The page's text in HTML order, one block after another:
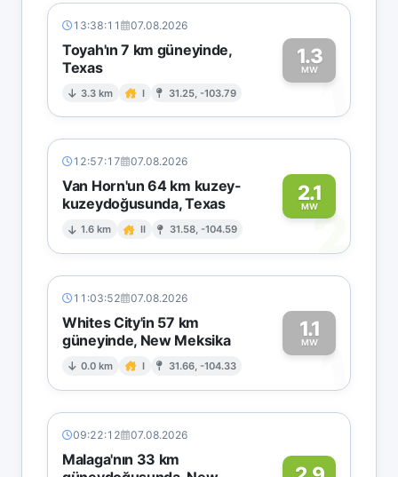
13:38:11 07.08.2026
Toyah'ın 7 km güneyinde,
Texas
3.3 km I 31.25, -103.79
1.3
MW1
12:57:17 07.08.2026
Van Horn'un 64 km kuzey-
kuzeydoğusunda, Texas
1.6 km II 31.58, -104.59
2.1
MW2
11:03:52 07.08.2026
Whites City'in 57 km
güneyinde, New Meksika
0.0 km I 31.66, -104.33
1.1
MW1
09:22:12 07.08.2026
Malaga'nın 33 km